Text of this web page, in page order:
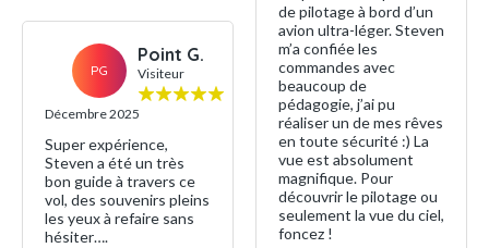
PG
Point G.
Visiteur
Décembre 2025
Super expérience,
Steven a été un très
bon guide à travers ce
vol, des souvenirs pleins
les yeux à refaire sans
hésiter….
de pilotage à bord d’un
avion ultra-léger. Steven
m’a confiée les
commandes avec
beaucoup de
pédagogie, j’ai pu
réaliser un de mes rêves
en toute sécurité :) La
vue est absolument
magnifique. Pour
découvrir le pilotage ou
seulement la vue du ciel,
foncez !